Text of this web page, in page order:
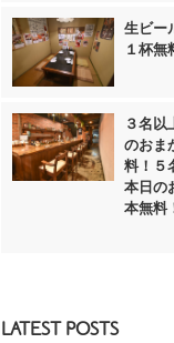
生ビー
１杯無
３名以
のおま
料！５
本日の
本無料
LATEST POSTS